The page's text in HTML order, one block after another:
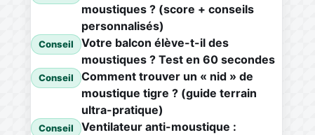
moustiques ? (score + conseils
personnalisés)
Conseil
Votre balcon élève-t-il des
moustiques ? Test en 60 secondes
Conseil
Comment trouver un « nid » de
moustique tigre ? (guide terrain
ultra-pratique)
Conseil
Ventilateur anti-moustique :